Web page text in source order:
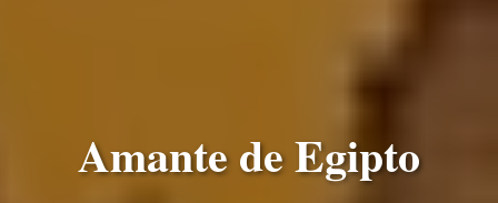
Amante de Egipto